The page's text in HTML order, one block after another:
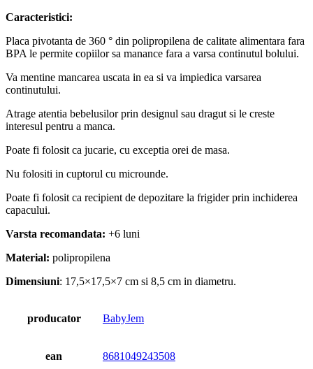
Caracteristici:
Placa pivotanta de 360 ° din polipropilena de calitate alimentara fara
BPA le permite copiilor sa manance fara a varsa continutul bolului.
Va mentine mancarea uscata in ea si va impiedica varsarea
continutului.
Atrage atentia bebelusilor prin designul sau dragut si le creste
interesul pentru a manca.
Poate fi folosit ca jucarie, cu exceptia orei de masa.
Nu folositi in cuptorul cu microunde.
Poate fi folosit ca recipient de depozitare la frigider prin inchiderea
capacului.
Varsta recomandata: +6 luni
Material: polipropilena
Dimensiuni: 17,5×17,5×7 cm si 8,5 cm in diametru.
producator BabyJem
ean 8681049243508